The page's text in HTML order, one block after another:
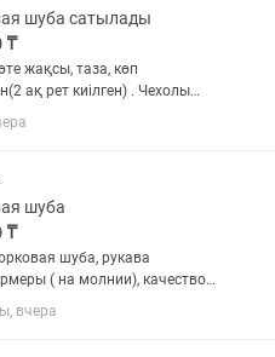
шуба сатылады
₸
жақсы, таза, көп
ақ рет киілген) . Чехолы
алынған бағасы 400 000 тг.
бар, ватааппқа жазсаңыз
шуба
₸
шуба, рукава
( на молнии), качество
цвет капучинно. Продаю, так
размер. Покупала за
вчера